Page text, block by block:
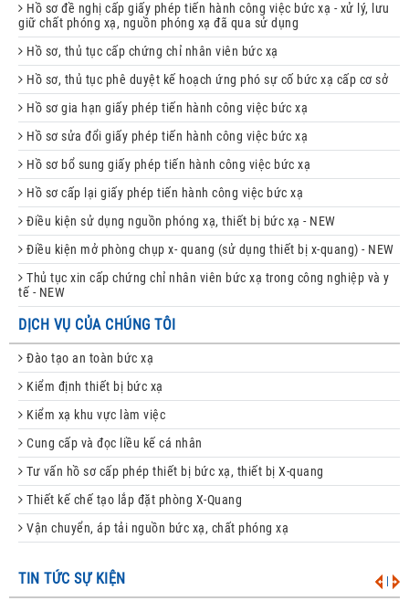
Hồ sơ đề nghị cấp giấy phép tiến hành công việc bức xạ - xử lý, lưu
giữ chất phóng xạ, nguồn phóng xạ đã qua sử dụng
Hồ sơ, thủ tục cấp chứng chỉ nhân viên bức xạ
Hồ sơ, thủ tục phê duyệt kế hoạch ứng phó sự cố bức xạ cấp cơ sở
Hồ sơ gia hạn giấy phép tiến hành công việc bức xạ
Hồ sơ sửa đổi giấy phép tiến hành công việc bức xạ
Hồ sơ bổ sung giấy phép tiến hành công việc bức xạ
Hồ sơ cấp lại giấy phép tiến hành công việc bức xạ
Điều kiện sử dụng nguồn phóng xạ, thiết bị bức xạ - NEW
Điều kiện mở phòng chụp x- quang (sử dụng thiết bị x-quang) - NEW
Thủ tục xin cấp chứng chỉ nhân viên bức xạ trong công nghiệp và y
tế - NEW
DỊCH VỤ CỦA CHÚNG TÔI
Đào tạo an toàn bức xạ
Kiểm định thiết bị bức xạ
Kiểm xạ khu vực làm việc
Cung cấp và đọc liều kế cá nhân
Tư vấn hồ sơ cấp phép thiết bị bức xạ, thiết bị X-quang
Thiết kế chế tạo lắp đặt phòng X-Quang
Vận chuyển, áp tải nguồn bức xạ, chất phóng xạ
TIN TỨC SỰ KIỆN